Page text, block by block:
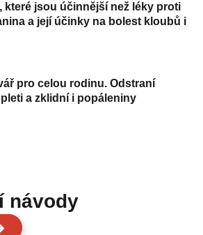
které jsou účinnější než léky proti
a její účinky na bolest kloubů i
pro celou rodinu. Odstraní
a zklidní i popáleniny
návody